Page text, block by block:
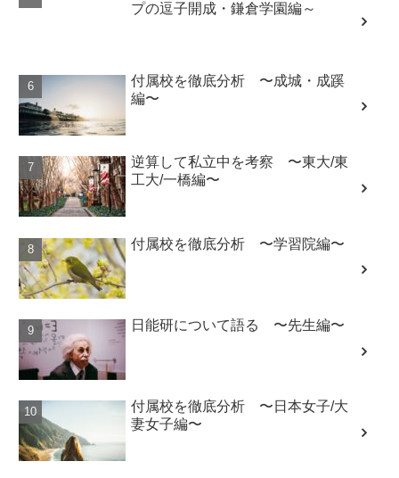
プの逗子開成・鎌倉学園編～
付属校を徹底分析 〜成城・成蹊
編〜
逆算して私立中を考察 〜東大/東
工大/一橋編〜
付属校を徹底分析 〜学習院編〜
日能研について語る 〜先生編〜
付属校を徹底分析 〜日本女子/大
妻女子編〜